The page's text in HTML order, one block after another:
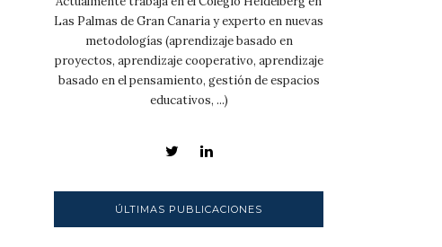
Las Palmas de Gran Canaria y experto en nuevas
metodologías (aprendizaje basado en
proyectos, aprendizaje cooperativo, aprendizaje
basado en el pensamiento, gestión de espacios
educativos, ...)
ÚLTIMAS PUBLICACIONES